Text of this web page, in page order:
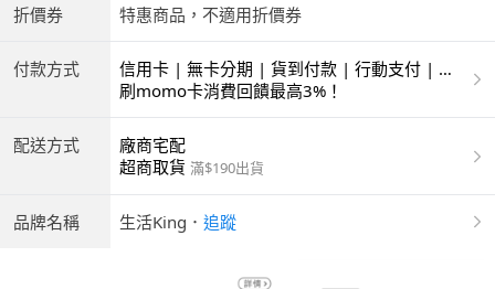
折價券 特惠商品，不適用折價券
付款方式
信用卡 | 無卡分期 | 貨到付款 | 行動支付 | 超
商付款 | ATM | 銀聯卡
刷momo卡消費回饋最高3%！
配送方式
廠商宅配
超商取貨 滿$190出貨
品牌名稱 生活King ． 追蹤